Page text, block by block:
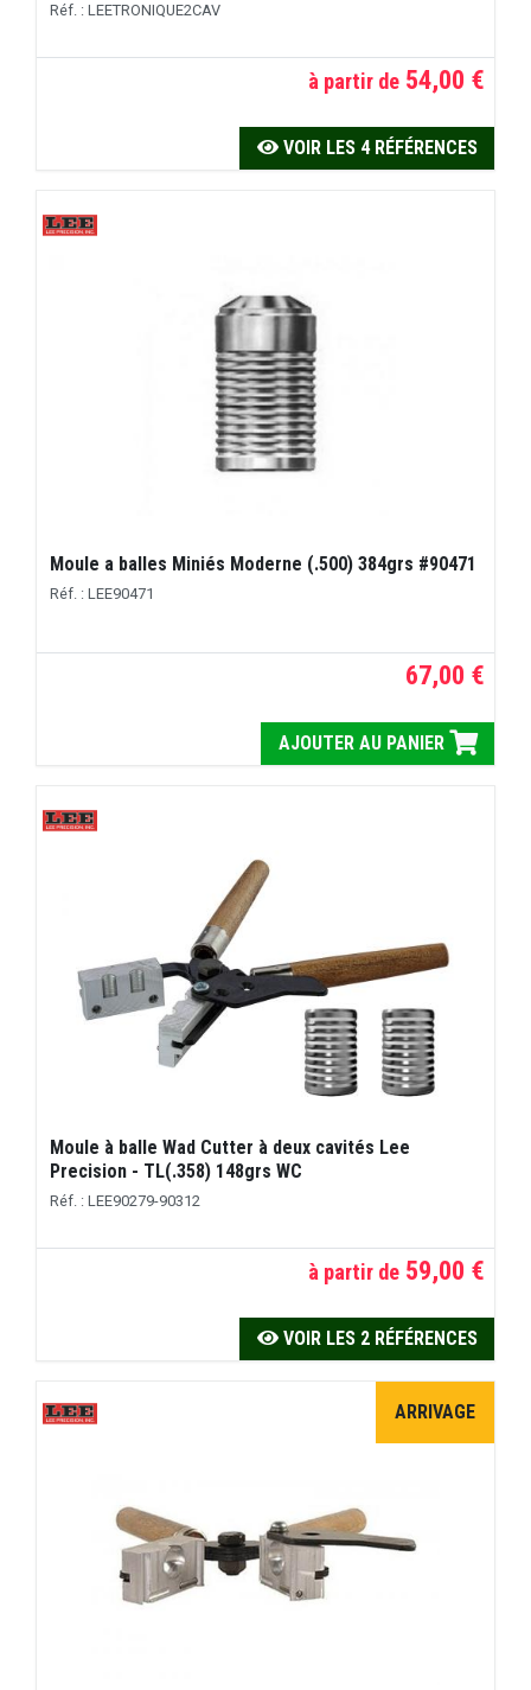
Réf. : LEETRONIQUE2CAV
à partir de 54,00 €
VOIR LES 4 RÉFÉRENCES
Moule a balles Miniés Moderne (.500) 384grs #90471
Réf. : LEE90471
67,00 €
AJOUTER AU PANIER
Moule à balle Wad Cutter à deux cavités Lee
Precision - TL(.358) 148grs WC
Réf. : LEE90279-90312
à partir de 59,00 €
VOIR LES 2 RÉFÉRENCES
ARRIVAGE